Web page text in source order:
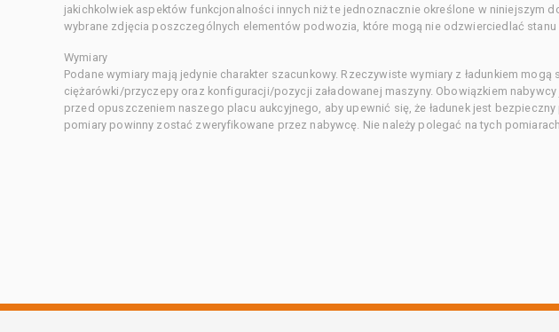
jakichkolwiek aspektów funkcjonalności innych niż te jednoznacznie określone w niniejszym
wybrane zdjęcia poszczególnych elementów podwozia, które mogą nie odzwierciedlać stanu
Wymiary
Podane wymiary mają jedynie charakter szacunkowy. Rzeczywiste wymiary z ładunkiem
ciężarówki/przyczepy oraz konfiguracji/pozycji załadowanej maszyny. Obowiązkiem
przed opuszczeniem naszego placu aukcyjnego, aby upewnić się, że ładunek jest
pomiary powinny zostać zweryfikowane przez nabywcę. Nie należy polegać na tych